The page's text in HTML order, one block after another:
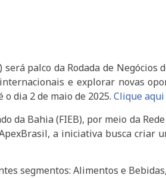
palco da Rodada de
e explorar novas
dia 2 de maio de 2025.Clique
da Bahia (FIEB), por meio da
a iniciativa busca criar
segmentos: Alimentos e